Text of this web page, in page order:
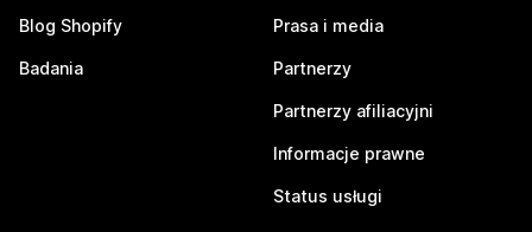
Blog Shopify
Badania
Prasa i media
Partnerzy
Partnerzy afiliacyjni
Informacje prawne
Status usługi